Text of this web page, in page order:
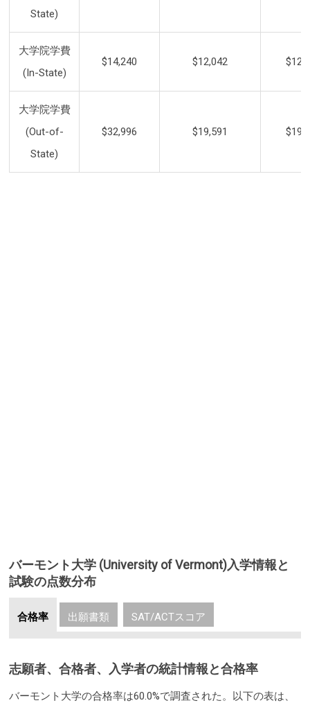
State)
大学院学費
(In-State)
$14,240 $12,042
大学院学費
(Out-of-
State)
$32,996 $19,591
バーモント大学 (University of Vermont)入学情報と
試験の点数分布
合格率 出願書類 SAT/ACTスコア
志願者、合格者、入学者の統計情報と合格率
バーモント大学の合格率は60.0%で調査された。以下の表は、